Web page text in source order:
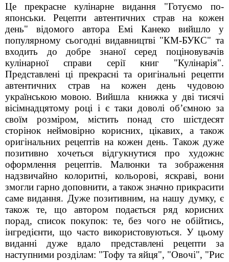
Це прекрасне кулінарне видання "Готуємо по-
японськи. Рецепти автентичних страв на кожен
день" відомого автора Емі Канеко вийшло у
популярному сьогодні видавництві "КМ-БУКС" та
входить до добре знаної серед поціновувачів
кулінарної справи серії книг "Кулінарія".
Представлені ці прекрасні та оригінальні рецепти
автентичних страв на кожен день чудовою
українською мовою. Вийшла
книжка у дві тисячі
вісімнадцятому році і є таки доволі об’ємною за
своїм розміром, містить понад сто шістдесят
сторінок неймовірно корисних, цікавих, а також
оригінальних рецептів на кожен день. Також дуже
позитивно хочеться відгукнутися про художнє
оформлення рецептів. Малюнки та зображення
надзвичайно колоритні, кольорові, яскраві, вони
змогли гарно доповнити, а також значно прикрасити
саме видання. Дуже позитивним, на нашу думку, є
також те, що автором подається ряд корисних
порад, список покупок: те, без чого не обійтись,
інгредієнти, що часто використовуються. У цьому
виданні дуже вдало представлені рецепти за
наступними розділам: "Тофу та яйця", "Овочі", "Рис